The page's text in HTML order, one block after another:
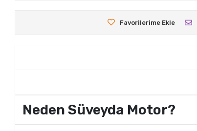
Favorilerime Ekle
Neden Süveyda Motor?